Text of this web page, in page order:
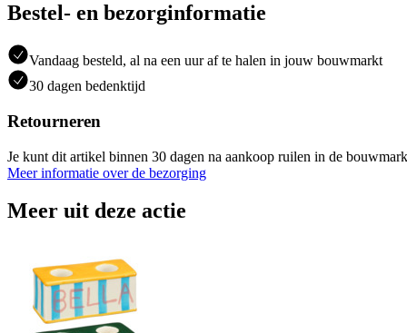
Bestel- en bezorginformatie
Vandaag besteld, al na een uur af te halen in jouw bouwmarkt
30 dagen bedenktijd
Retourneren
Je kunt dit artikel binnen 30 dagen na aankoop ruilen in de
Meer informatie over de bezorging
Meer uit deze actie